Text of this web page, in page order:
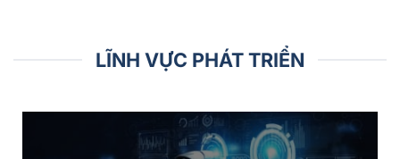
LĨNH VỰC PHÁT TRIỂN